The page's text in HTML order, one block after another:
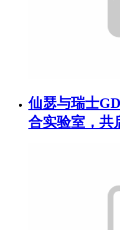
仙瑟与瑞士
合实验室，共